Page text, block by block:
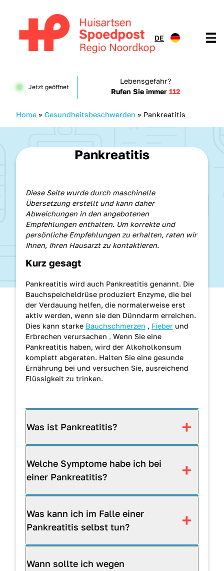
DE
Jetzt geöffnet
Lebensgefahr?
Rufen Sie immer 112
Home » Gesundheitsbeschwerden » Pankreatitis
Pankreatitis
Diese Seite wurde durch maschinelle
Übersetzung erstellt und kann daher
Abweichungen in den angebotenen
Empfehlungen enthalten. Um korrekte und
persönliche Empfehlungen zu erhalten, raten wir
Ihnen, Ihren Hausarzt zu kontaktieren.
Kurz gesagt
Pankreatitis wird auch Pankreatitis genannt. Die
Bauchspeicheldrüse produziert Enzyme, die bei
der Verdauung helfen, die normalerweise erst
aktiv werden, wenn sie den Dünndarm erreichen.
Dies kann starke Bauchschmerzen , Fieber und
Erbrechen verursachen . Wenn Sie eine
Pankreatitis haben, wird der Alkoholkonsum
komplett abgeraten. Halten Sie eine gesunde
Ernährung bei und versuchen Sie, ausreichend
Flüssigkeit zu trinken.
Was ist Pankreatitis?
Welche Symptome habe ich bei
einer Pankreatitis?
Was kann ich im Falle einer
Pankreatitis selbst tun?
Wann sollte ich wegen